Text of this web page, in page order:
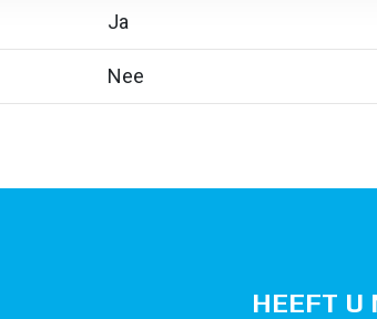
Ja
Nee
HEEFT U